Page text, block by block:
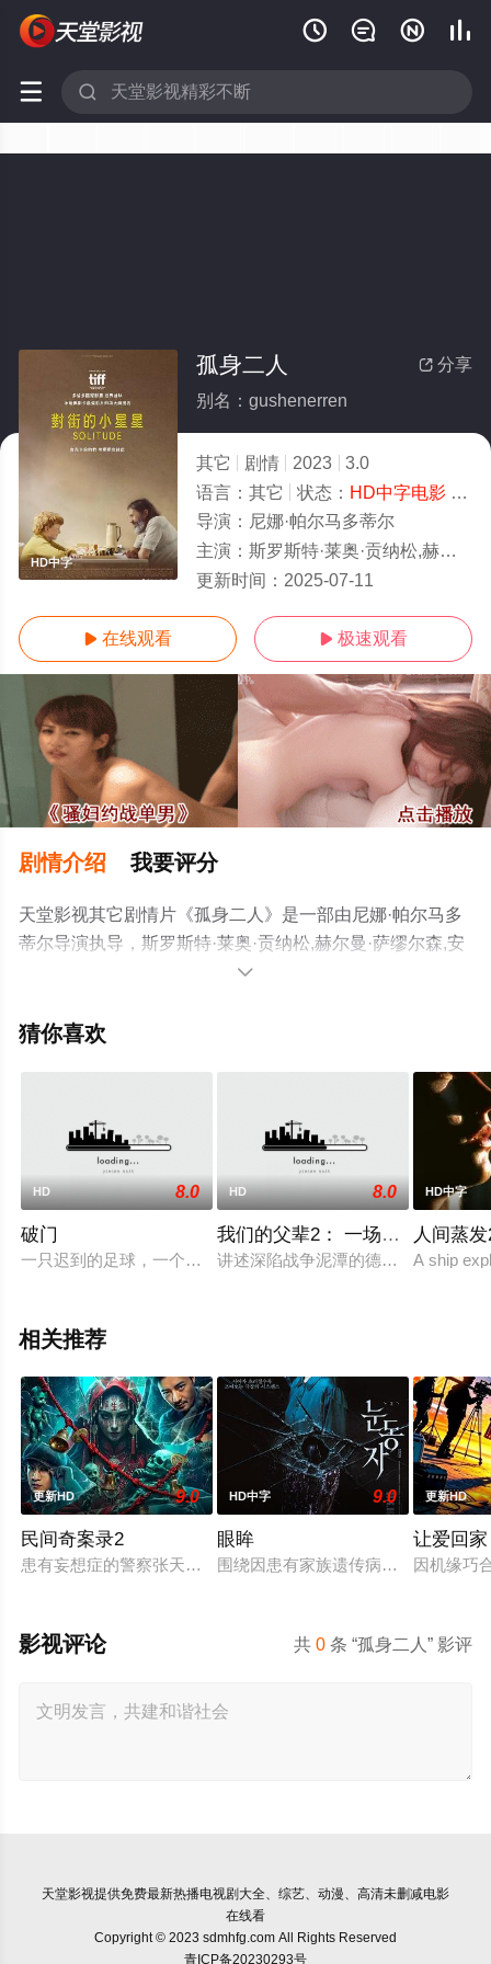
   
 
HD中字
 分享
孤身二人
别名：gushenerren
其它 剧情 2023
3.0
语言： 其它 状态： HD中字电影- 免费在线观看
导演： 尼娜·帕尔马多蒂尔
主演： 斯罗斯特·莱奥·贡纳松,赫尔曼·萨缪尔森,安娜·贡迪斯·古蒙斯多蒂,约翰·荣松,乔尔·萨蒙德森,乔蒙杜尔
更新时间： 2025-07-11
 在线观看  极速观看
剧情介绍 我要评分
天堂影视其它剧情片《孤身二人》是一部由尼娜·帕尔马多
蒂尔导演执导，斯罗斯特·莱奥·贡纳松,赫尔曼·萨缪尔森,安
娜·贡迪斯·古蒙斯多蒂,约翰·荣松,乔尔·萨蒙德森,乔蒙杜尔·
·赫林斯多蒂尔等演员精彩演绎的其它电影，手机免费观看

猜你喜欢
HD 8.0
破门
一只迟到的足球，一个爱好广泛、啥都会捣鼓两下的乡村老师
HD 8.0
我们的父辈2： 一场不同的战争
讲述深陷战争泥潭的德国无法对形势
HD中字
人间蒸
A ship
相关推荐
更新HD 9.0
民间奇案录2
患有妄想症的警察张天盛遇上一起离奇的神像杀人事件，勘案过
HD中字 9.0
眼眸
围绕因患有家族遗传病而导致视力
更新HD
让爱回家
因机缘巧
共0 条 “孤身二人” 影评
影视评论
天堂影视提供免费最新热播电视剧大全、综艺、动漫、高清未删减电影
在线看
Copyright © 2023 sdmhfg.com All Rights Reserved
青ICP备20230293号